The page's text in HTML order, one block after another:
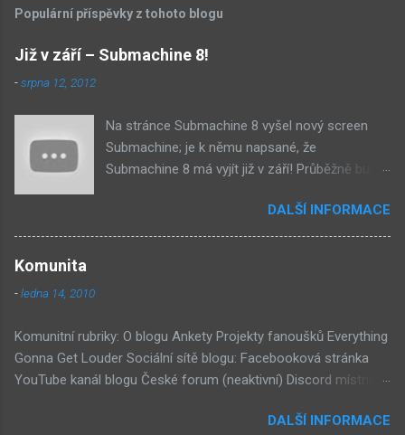
Populární příspěvky z tohoto blogu
Již v září – Submachine 8!
-srpna 12, 2012
Na stránce Submachine 8 vyšel nový screen
Submachine; je k němu napsané, že
Submachine 8 má vyjít již v září! Průběžně budu
zveřejněný materiál ze Submachine 8. Zvukové
pozadí menu. První screen, který se na stránce
v DaymareTown 1 ( stránka sub8 ) Screen, který
se objevil jako ikona her na PastelPortal.com,
vypadá to snad že vystoupíme z Liziny lodi,
bílý kámen by mě taky dost zajímalo. Mateusz u
DALŠÍ INFORMACE
Komunita
-ledna 14, 2010
Komunitní rubriky: O blogu Ankety Projekty fanoušků Everything
Gonna Get Louder Sociální sítě blogu: Facebooková stránka
YouTube kanál blogu České forum (neaktivní) Discord místnost
Vimeo Twitch Discord Twitter Instagram Pastelland Forum
DALŠÍ INFORMACE